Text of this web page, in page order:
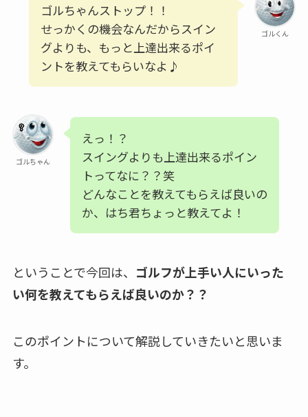
ゴルくん
ゴルちゃんストップ！！
せっかくの機会なんだからスイン
グよりも、もっと上達出来るポイ
ントを教えてもらいなよ♪
ゴルちゃん
えっ！？
スイングよりも上達出来るポイン
トってなに？？笑
どんなことを教えてもらえば良いの
か、はち君ちょっと教えてよ！
ということで今回は、 ゴルフが上手い人にいった
い何を教えてもらえば良いのか？？
このポイントについて解説していきたいと思いま
す。